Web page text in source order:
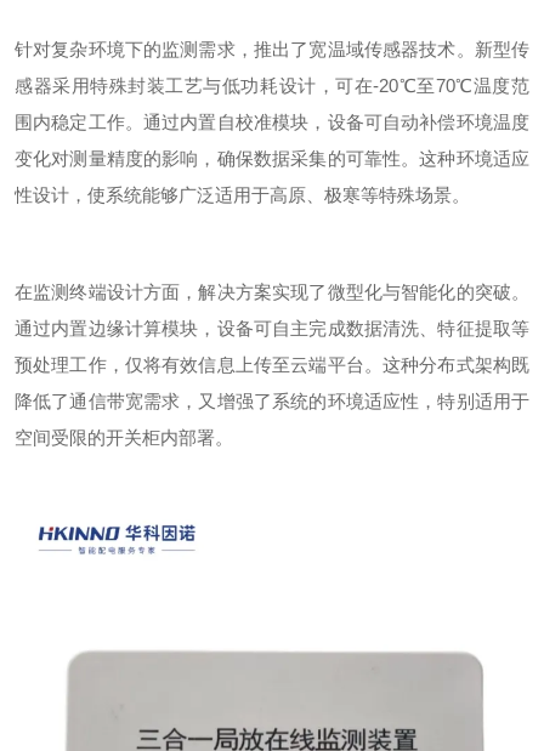
针对复杂环境下的监测需求，推出了宽温域传感器技术。新型传
感器采用特殊封装工艺与低功耗设计，可在-20℃至70℃温度范
围内稳定工作。通过内置自校准模块，设备可自动补偿环境温度
变化对测量精度的影响，确保数据采集的可靠性。这种环境适应
性设计，使系统能够广泛适用于高原、极寒等特殊场景。
在监测终端设计方面，解决方案实现了微型化与智能化的突破。
通过内置边缘计算模块，设备可自主完成数据清洗、特征提取等
预处理工作，仅将有效信息上传至云端平台。这种分布式架构既
降低了通信带宽需求，又增强了系统的环境适应性，特别适用于
空间受限的开关柜内部署。